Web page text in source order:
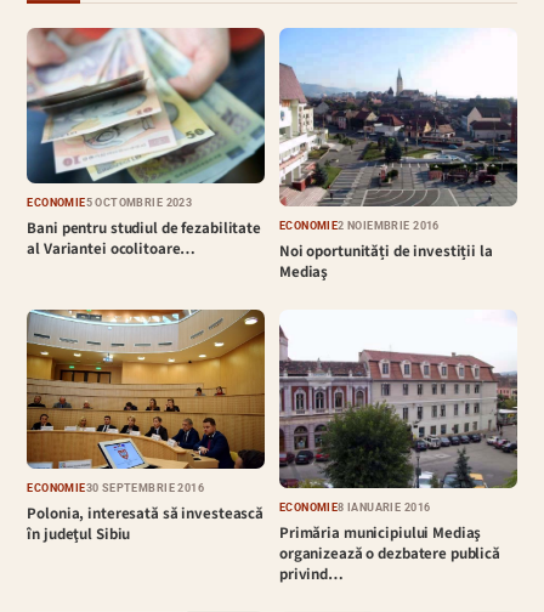
ECONOMIE5 OCTOMBRIE 2023
Bani pentru studiul de fezabilitate
al Variantei ocolitoare…
ECONOMIE2 NOIEMBRIE 2016
Noi oportunități de investiții la
Mediaş
ECONOMIE30 SEPTEMBRIE 2016
Polonia, interesată să investească
în judeţul Sibiu
ECONOMIE8 IANUARIE 2016
Primăria municipiului Mediaş
organizează o dezbatere publică
privind…